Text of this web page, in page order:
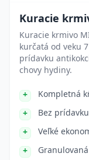
Kuracie
Kuracie krmivo
kurčatá od veku
prídavku
chovy hydiny.
Kompletná
Bez
Veľké